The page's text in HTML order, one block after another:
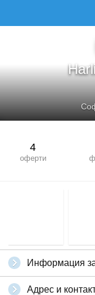
4
оферти
Информация
Адрес и